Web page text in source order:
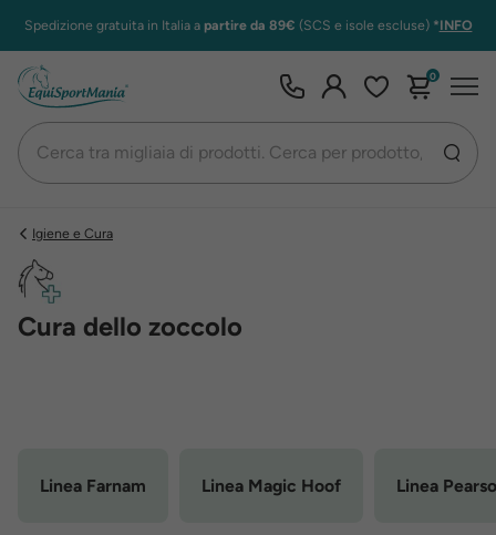
Spedizione gratuita in Italia a partire da 89€ (SCS e isole escluse) *INFO
0
Igiene e Cura
Cura dello zoccolo
Linea Farnam Linea Magic Hoof Linea